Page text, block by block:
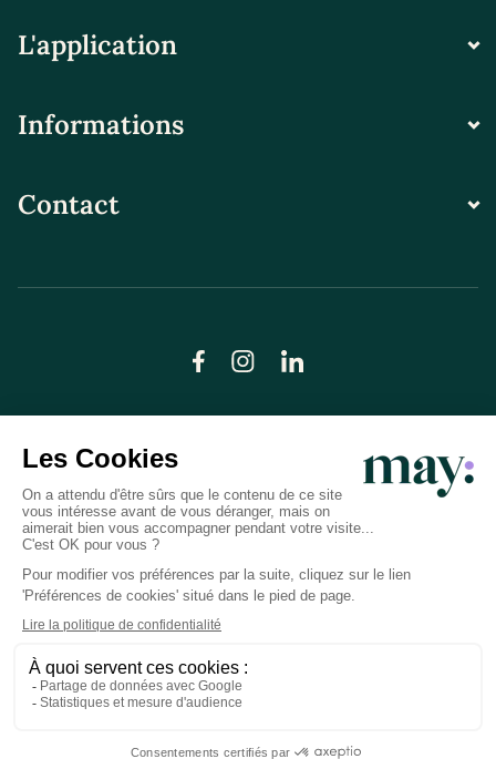
L'application
Informations
Contact
© LN CARE 2026
Politique de confidentialité
Conditions générales d’utilisation
Plan du site
Crédits photos